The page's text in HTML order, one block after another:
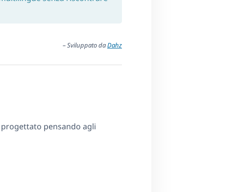
– Sviluppato daDahz
pensando agli